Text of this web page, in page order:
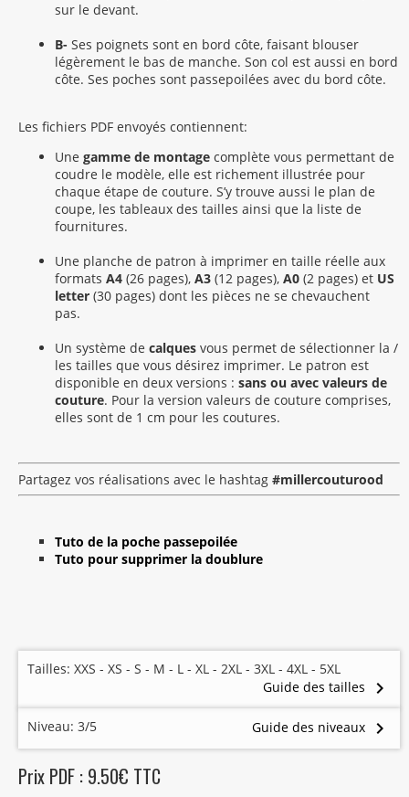
sur le devant.
B- Ses poignets sont en bord côte, faisant blouser
légèrement le bas de manche. Son col est aussi en bord
côte. Ses poches sont passepoilées avec du bord côte.
Les fichiers PDF envoyés contiennent:
Une gamme de montage complète vous permettant de
coudre le modèle, elle est richement illustrée pour
chaque étape de couture. S’y trouve aussi le plan de
coupe, les tableaux des tailles ainsi que la liste de
fournitures.
Une planche de patron à imprimer en taille réelle aux
formats A4 (26 pages), A3 (12 pages), A0 (2 pages) et US
letter (30 pages) dont les pièces ne se chevauchent
pas.
Un système de calques vous permet de sélectionner la /
les tailles que vous désirez imprimer. Le patron est
disponible en deux versions : sans ou avec valeurs de
couture. Pour la version valeurs de couture comprises,
elles sont de 1 cm pour les coutures.
Partagez vos réalisations avec le hashtag #millercouturood
Tuto de la poche passepoilée
Tuto pour supprimer la doublure
Tailles: XXS - XS - S - M - L - XL - 2XL - 3XL - 4XL - 5XL
Guide des tailles
keyboard_arrow_right
Niveau: 3/5 Guide des niveaux keyboard_arrow_right
Prix PDF : 9.50€ TTC